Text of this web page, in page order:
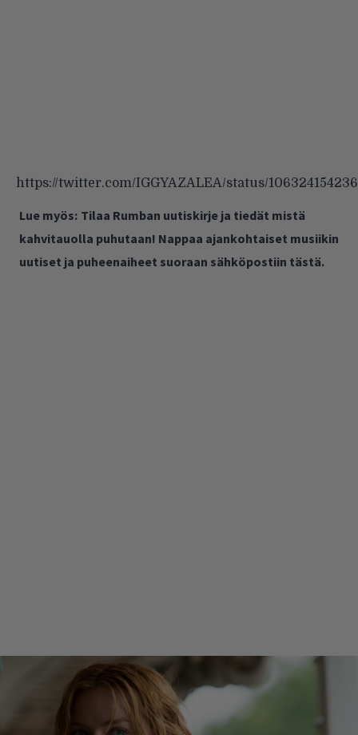
https://twitter.com/IGGYAZALEA/status/
Lue myös: Tilaa Rumban uutiskirje ja tiedät mistä
kahvitauolla puhutaan! Nappaa ajankohtaiset musiikin
uutiset ja puheenaiheet suoraan sähköpostiin tästä.